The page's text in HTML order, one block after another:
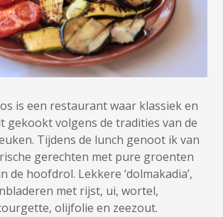
is een restaurant waar klassiek en
gekookt volgens de tradities van de
Tijdens de lunch genoot ik van
gerechten met pure groenten
de hoofdrol. Lekkere ‘dolmakadia’,
met rijst, ui, wortel,
olijfolie en zeezout.